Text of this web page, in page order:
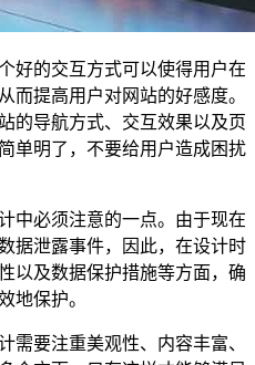
好的交互方式可以使得用户在
而提高用户对网站的好感度。
的导航方式、交互效果以及页
单明了，不要给用户造成困扰
中必须注意的一点。由于现在
据泄露事件，因此，在设计时
以及数据保护措施等方面，确
地保护。
需要注重美观性、内容丰富、